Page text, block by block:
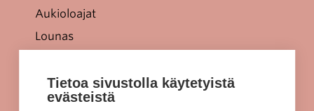
Aukioloajat
Lounas
Jellonaparkki lapsille
Kulkuyhteydet
Tietoa sivustolla käytetyistä
evästeistä